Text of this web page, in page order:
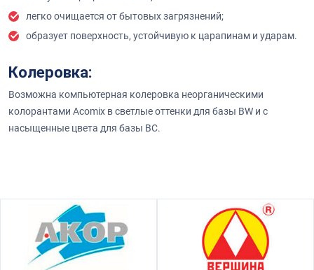
легко очищается от бытовых загрязнений;
образует поверхность, устойчивую к царапинам и ударам.
Колеровка:
Возможна компьютерная колеровка неорганическими
колорантами Acomix в светлые оттенки для базы BW и с
насыщенные цвета для базы BC.